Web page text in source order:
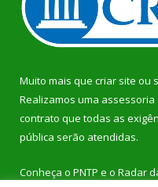
Muito mais que criar site ou
Realizamos uma assessoria
contrato que todas as
pública serão atendidas.
Conheça o PNTP e o Radar